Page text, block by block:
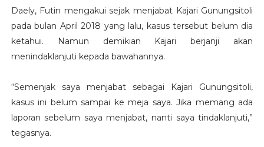
Daely, Futin mengakui sejak menjabat Kajari Gunungsitoli
pada bulan April 2018 yang lalu, kasus tersebut belum dia
ketahui. Namun demikian Kajari berjanji akan
menindaklanjuti kepada bawahannya.
“Semenjak saya menjabat sebagai Kajari Gunungsitoli,
kasus ini belum sampai ke meja saya. Jika memang ada
laporan sebelum saya menjabat, nanti saya tindaklanjuti,”
tegasnya.